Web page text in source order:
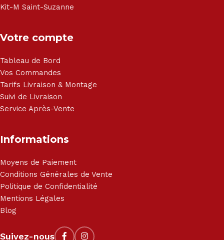
Kit-M Saint-Suzanne
Votre compte
Tableau de Bord
Vos Commandes
Tarifs Livraison & Montage
Suivi de Livraison
Service Après-Vente
Informations
Moyens de Paiement
Conditions Générales de Vente
Politique de Confidentialité
Mentions Légales
Blog
Suivez-nous